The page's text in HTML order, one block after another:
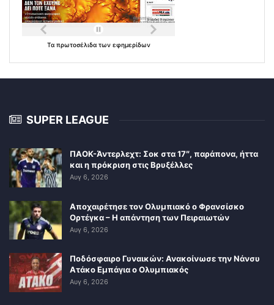
Τα πρωτοσέλιδα των εφημερίδων
SUPER LEAGUE
ΠΑΟΚ-Άντερλεχτ: Σοκ στα 17″, παράπονα, ήττα
και η πρόκριση στις Βρυξέλλες
Αυγ 6, 2026
Αποχαιρέτησε τον Ολυμπιακό ο Φρανσίσκο
Ορτέγκα – Η απάντηση των Πειραιωτών
Αυγ 6, 2026
Ποδόσφαιρο Γυναικών: Ανακοίνωσε την Νάνσυ
Ατάκο Εμπάγια ο Ολυμπιακός
Αυγ 6, 2026